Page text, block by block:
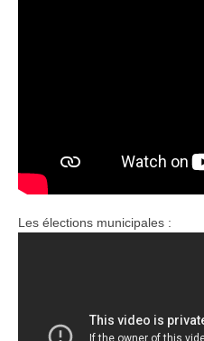
Les élections municipales :